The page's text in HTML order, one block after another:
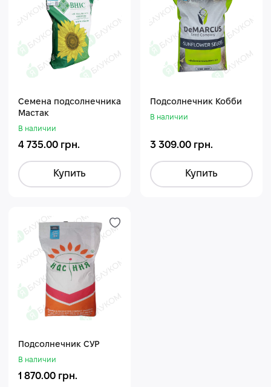
Семена подсолнечника
Мастак
В наличии
4 735.00 грн.
Купить
Подсолнечник Кобби
В наличии
3 309.00 грн.
Купить
Подсолнечник СУР
В наличии
1 870.00 грн.